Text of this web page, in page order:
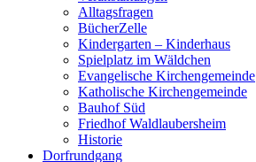
Alltagsfragen
BücherZelle
Kindergarten – Kinderhaus
Spielplatz im Wäldchen
Evangelische Kirchengemeinde
Katholische Kirchengemeinde
Bauhof Süd
Friedhof Waldlaubersheim
Historie
Dorfrundgang